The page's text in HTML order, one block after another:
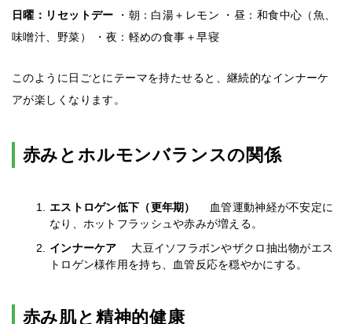
日曜：リセットデー
・朝：白湯＋レモン ・昼：和食中心（魚、
味噌汁、野菜） ・夜：軽めの食事＋早寝
このように日ごとにテーマを持たせると、継続的なインナーケ
アが楽しくなります。
赤みとホルモンバランスの関係
エストロゲン低下（更年期）
血管運動神経が不安定に
なり、ホットフラッシュや赤みが増える。
インナーケア
大豆イソフラボンやザクロ抽出物がエス
トロゲン様作用を持ち、血管反応を穏やかにする。
赤み肌と精神的健康